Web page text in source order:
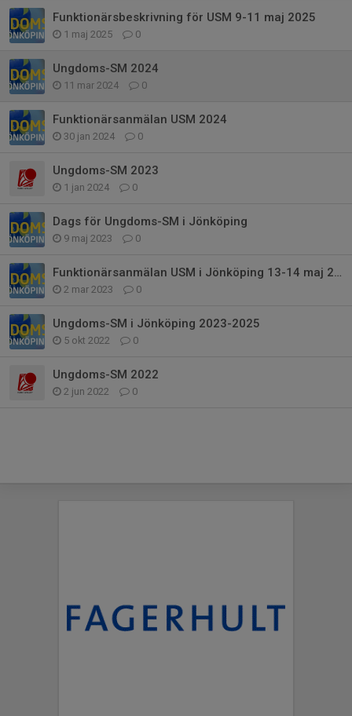
Funktionärsbeskrivning för USM 9-11 maj 2025
1 maj 2025 0
Ungdoms-SM 2024
11 mar 2024 0
Funktionärsanmälan USM 2024
30 jan 2024 0
Ungdoms-SM 2023
1 jan 2024 0
Dags för Ungdoms-SM i Jönköping
9 maj 2023 0
Funktionärsanmälan USM i Jönköping 13-14 maj 2023
2 mar 2023 0
Ungdoms-SM i Jönköping 2023-2025
5 okt 2022 0
Ungdoms-SM 2022
2 jun 2022 0